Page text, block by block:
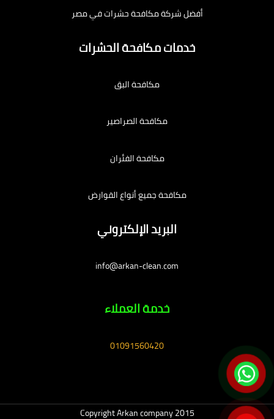
أفضل شركة مكافحة حشرات في مصر
خدمات مكافحة الحشرات
مكافحة البق
مكافحة الصراصير
مكافحة الفئران
مكافحة جميع أنواع القوارض
البريد الإلكتروني
info@arkan-clean.com
خدمة العملاء
01091560420
Copyright Arkan company 2015